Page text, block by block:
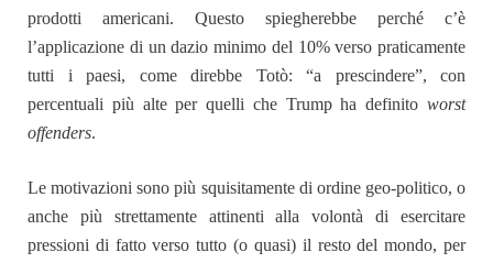
prodotti americani. Questo spiegherebbe perché c’è
l’applicazione di un dazio minimo del 10% verso praticamente
tutti i paesi, come direbbe Totò: “a prescindere”, con
percentuali più alte per quelli che Trump ha definito worst
offenders.
Le motivazioni sono più squisitamente di ordine geo-politico, o
anche più strettamente attinenti alla volontà di esercitare
pressioni di fatto verso tutto (o quasi) il resto del mondo, per